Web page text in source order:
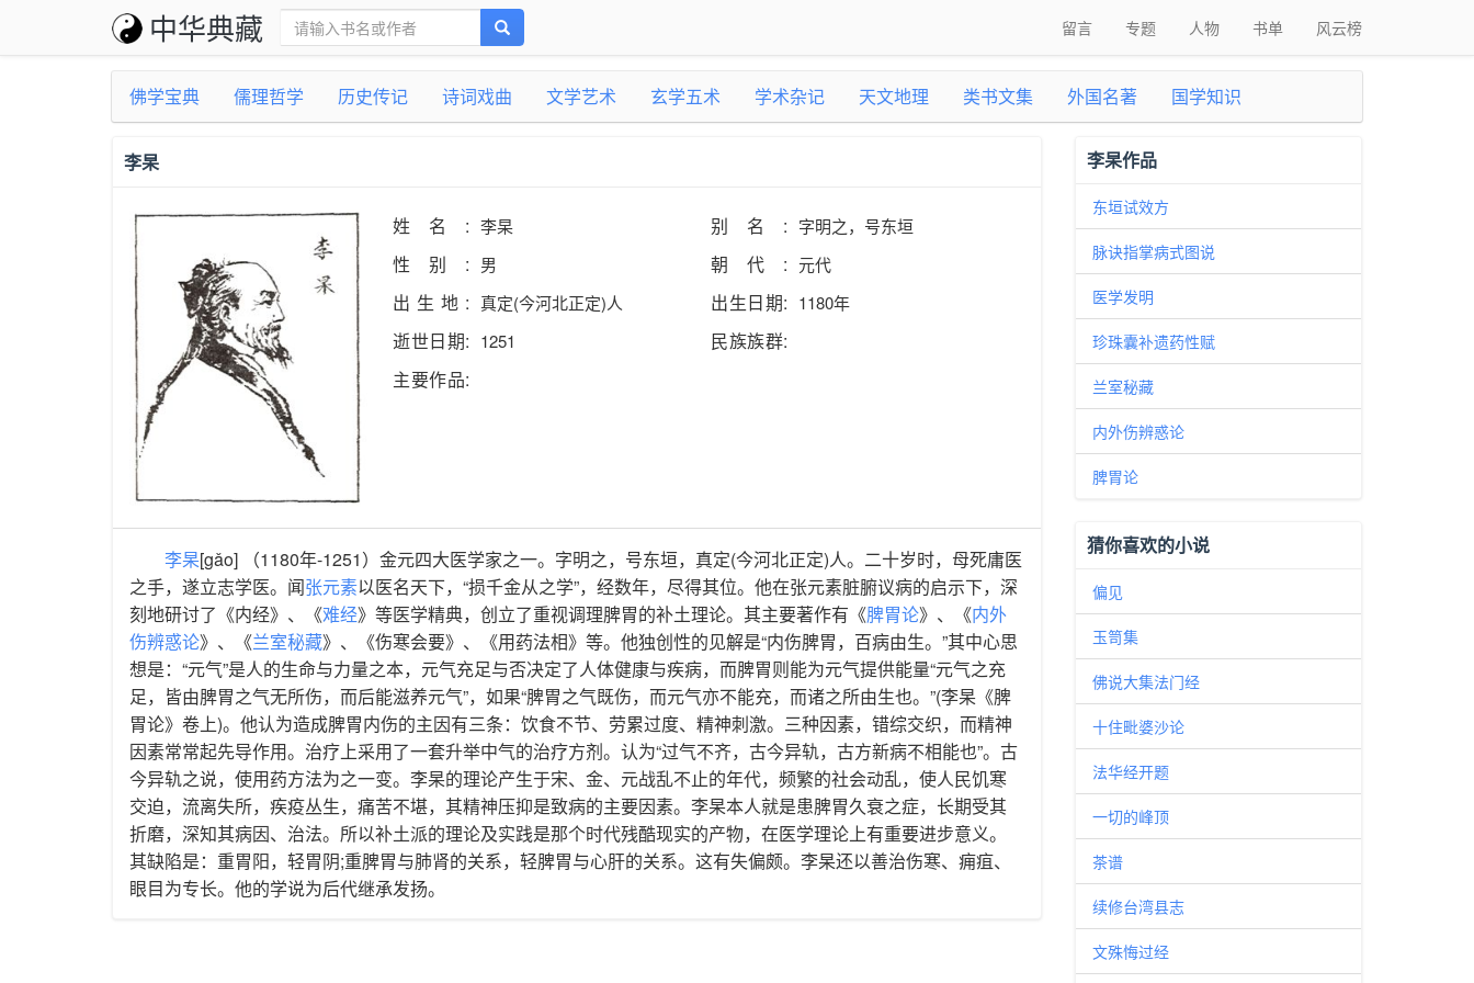
中华典藏 留言 专题 人物 书单 风云榜
佛学宝典 儒理哲学 历史传记 诗词戏曲 文学艺术 玄学五术 学术杂记 天文地理 类书文集 外国名著 国学知识
李杲
姓名: 李杲 别名: 字明之，号东垣
性别: 男 朝代: 元代
出生地: 真定(今河北正定)人 出生日期: 1180年
逝世日期: 1251
民族族群:
主要作品:
李杲[gǎo] （1180年-1251）金元四大医学家之一。字明之，号东垣，真定(今河北正定)人。二十岁时，母死庸医
之手，遂立志学医。闻张元素以医名天下，“损千金从之学”，经数年，尽得其位。他在张元素脏腑议病的启示下，深
刻地研讨了《内经》、《难经》等医学精典，创立了重视调理脾胃的补土理论。其主要著作有《脾胃论》、《内外
伤辨惑论》、《兰室秘藏》、《伤寒会要》、《用药法相》等。他独创性的见解是“内伤脾胃，百病由生。”其中心思
想是：“元气”是人的生命与力量之本，元气充足与否决定了人体健康与疾病，而脾胃则能为元气提供能量“元气之充
足，皆由脾胃之气无所伤，而后能滋养元气”，如果“脾胃之气既伤，而元气亦不能充，而诸之所由生也。”(李杲《脾
胃论》卷上)。他认为造成脾胃内伤的主因有三条：饮食不节、劳累过度、精神刺激。三种因素，错综交织，而精神
因素常常起先导作用。治疗上采用了一套升举中气的治疗方剂。认为“过气不齐，古今异轨，古方新病不相能也”。古
今异轨之说，使用药方法为之一变。李杲的理论产生于宋、金、元战乱不止的年代，频繁的社会动乱，使人民饥寒
交迫，流离失所，疾疫丛生，痛苦不堪，其精神压抑是致病的主要因素。李杲本人就是患脾胃久衰之症，长期受其
折磨，深知其病因、治法。所以补土派的理论及实践是那个时代残酷现实的产物，在医学理论上有重要进步意义。
其缺陷是：重胃阳，轻胃阴;重脾胃与肺肾的关系，轻脾胃与心肝的关系。这有失偏颇。李杲还以善治伤寒、痈疽、
眼目为专长。他的学说为后代继承发扬。
李杲作品
东垣试效方
脉诀指掌病式图说
医学发明
珍珠囊补遗药性赋
兰室秘藏
内外伤辨惑论
脾胃论
猜你喜欢的小说
偏见
玉笥集
佛说大集法门经
十住毗婆沙论
法华经开题
一切的峰顶
茶谱
续修台湾县志
文殊悔过经